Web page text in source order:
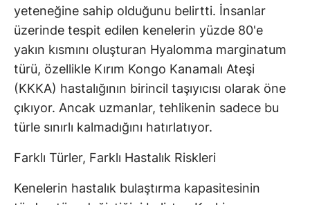
yeteneğine sahip olduğunu belirtti. İnsanlar
üzerinde tespit edilen kenelerin yüzde 80'e
yakın kısmını oluşturan Hyalomma marginatum
türü, özellikle Kırım Kongo Kanamalı Ateşi
(KKKA) hastalığının birincil taşıyıcısı olarak öne
çıkıyor. Ancak uzmanlar, tehlikenin sadece bu
türle sınırlı kalmadığını hatırlatıyor.
Farklı Türler, Farklı Hastalık Riskleri
Kenelerin hastalık bulaştırma kapasitesinin